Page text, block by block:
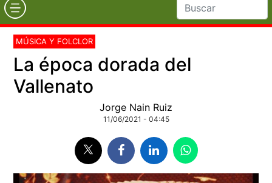
MÚSICA Y FOLCLOR
La época dorada del
Vallenato
Jorge Nain Ruiz
11/06/2021 - 04:45